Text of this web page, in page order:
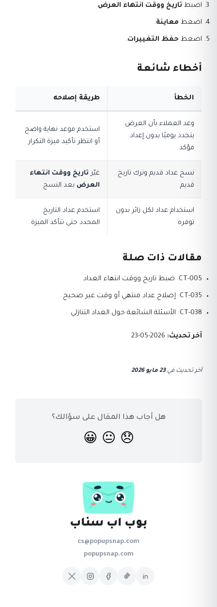
اضبط تاريخ ووقت انتهاء العرض.
اضغط معاينة.
اضغط حفظ التغييرات.
أخطاء شائعة
الخطأ طريقة إصلاحه
وعد العملاء بأن العرض
يتجدد يوميًا بدون إعداد
مؤكد
استخدم موعد نهاية واضح
أو انتظر تأكيد ميزة التكرار
نسخ عداد قديم وترك تاريخ
قديم
غيّر تاريخ ووقت انتهاء
العرض بعد النسخ
استخدام عداد لكل زائر بدون
توفره
استخدم عداد التاريخ
المحدد حتى تتأكد الميزة
مقالات ذات صلة
CT-005: ضبط تاريخ ووقت انتهاء العداد
CT-035: إصلاح عداد منتهي أو وقت غير صحيح
CT-038: الأسئلة الشائعة حول العداد التنازلي
آخر تحديث:
آخر تحديث في23 مايو 2026
هل أجاب هذا المقال على سؤالك؟
😞
😐
😀
بوب اب سناب
cs@popupsnap.com
popupsnap.com